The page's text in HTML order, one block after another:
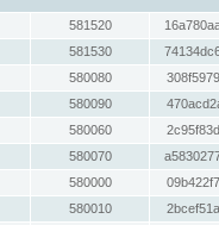
581520
581530
580080
580090
580060
580070
580000
580010